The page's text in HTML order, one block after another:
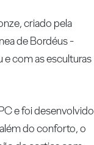
criado pela
de Bordéus -
e com as esculturas
e foi desenvolvido
do conforto, o